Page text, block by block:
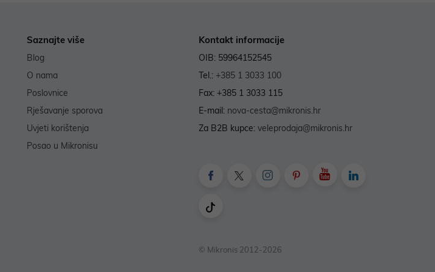
Saznajte više
Blog
O nama
Poslovnice
Rješavanje sporova
Uvjeti korištenja
Posao u Mikronisu
Kontakt informacije
OIB: 59964152545
Tel.: +385 1 3033 100
Fax: +385 1 3033 115
E-mail: nova-cesta@mikronis.hr
Za B2B kupce: veleprodaja@mikronis.hr
© Mikronis 2012-2026